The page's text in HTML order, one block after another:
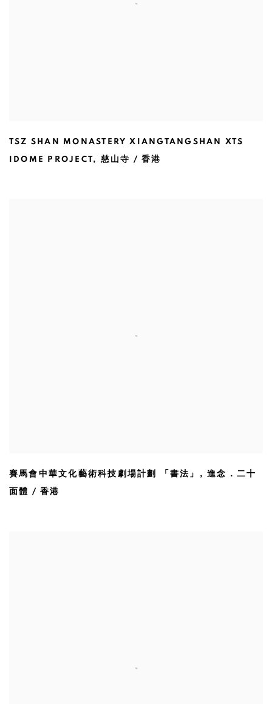
TSZ SHAN MONASTERY XIANGTANGSHAN XTS
IDOME PROJECT, 慈山寺 / 香港
賽馬會中華文化藝術科技劇場計劃 「書法」 ,進念．二十
面體 / 香港